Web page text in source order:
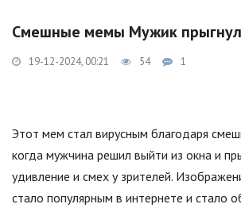
Смешные мемы Мужик прыгнул
19-12-2024, 00:21 54 1
Этот мем стал вирусным благодаря
когда мужчина решил выйти из окна и
удивление и смех у зрителей.
стало популярным в интернете и стало